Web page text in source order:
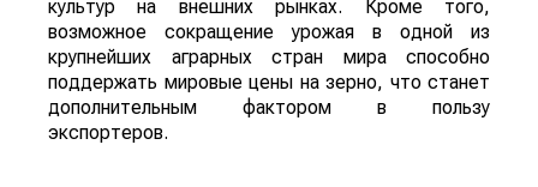
культур на внешних рынках. Кроме того,
возможное сокращение урожая в одной из
крупнейших аграрных стран мира способно
поддержать мировые цены на зерно, что станет
дополнительным фактором в пользу
экспортеров.